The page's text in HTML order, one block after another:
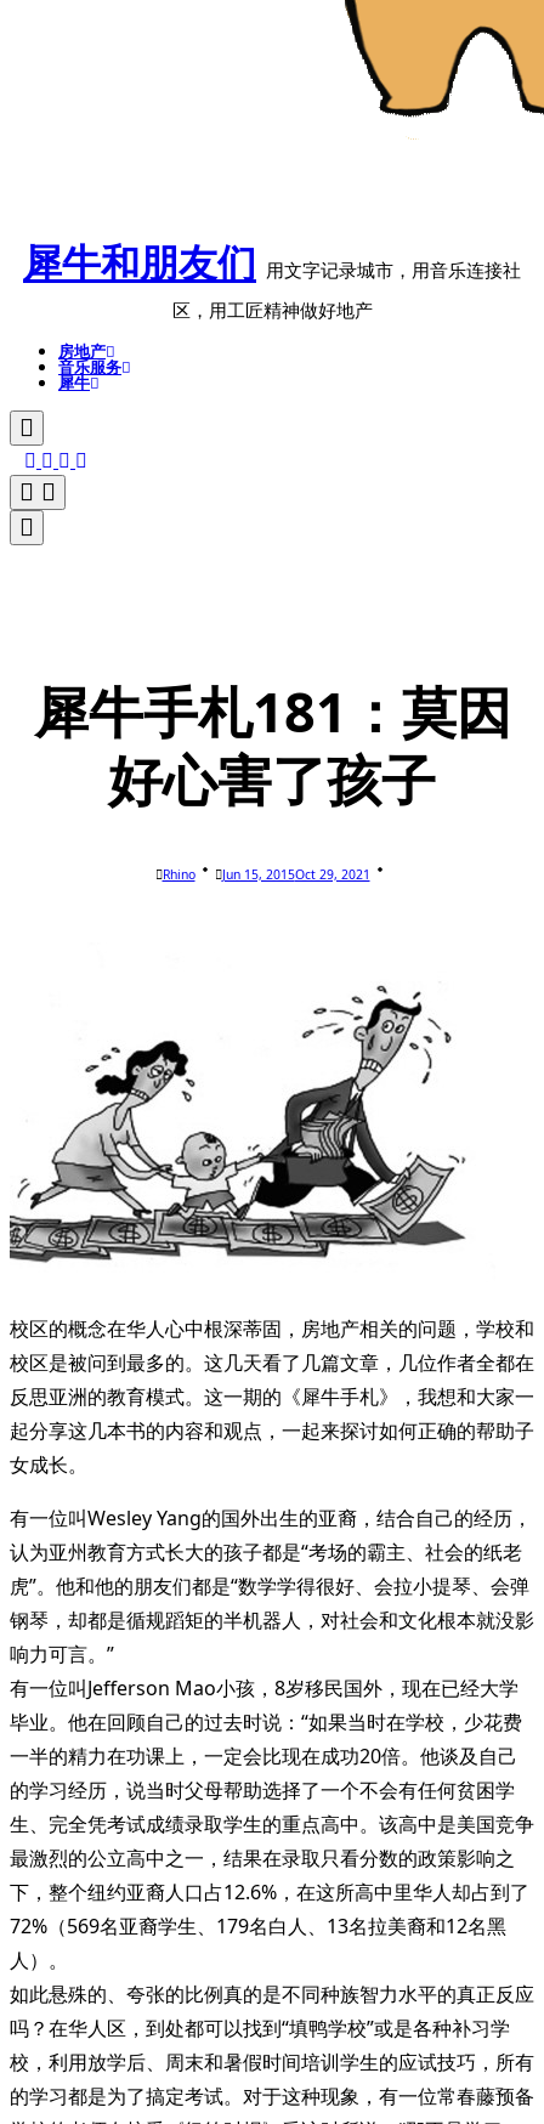
犀牛和朋友们 用文字记录城市，用音乐连接社
区，用工匠精神做好地产
房地产
音乐服务
犀牛
犀牛手札181：莫因
好心害了孩子
Rhino Jun 15, 2015Oct 29, 2021
校区的概念在华人心中根深蒂固，房地产相关的问题，学校和
校区是被问到最多的。这几天看了几篇文章，几位作者全都在
反思亚洲的教育模式。这一期的《犀牛手札》，我想和大家一
起分享这几本书的内容和观点，一起来探讨如何正确的帮助子
女成长。
有一位叫Wesley Yang的国外出生的亚裔，结合自己的经历，
认为亚州教育方式长大的孩子都是“考场的霸主、社会的纸老
虎”。他和他的朋友们都是“数学学得很好、会拉小提琴、会弹
钢琴，却都是循规蹈矩的半机器人，对社会和文化根本就没影
响力可言。”
有一位叫Jefferson Mao小孩，8岁移民国外，现在已经大学
毕业。他在回顾自己的过去时说：“如果当时在学校，少花费
一半的精力在功课上，一定会比现在成功20倍。他谈及自己
的学习经历，说当时父母帮助选择了一个不会有任何贫困学
生、完全凭考试成绩录取学生的重点高中。该高中是美国竞争
最激烈的公立高中之一，结果在录取只看分数的政策影响之
下，整个纽约亚裔人口占12.6%，在这所高中里华人却占到了
72%（569名亚裔学生、179名白人、13名拉美裔和12名黑
人）。
如此悬殊的、夸张的比例真的是不同种族智力水平的真正反应
吗？在华人区，到处都可以找到“填鸭学校”或是各种补习学
校，利用放学后、周末和暑假时间培训学生的应试技巧，所有
的学习都是为了搞定考试。对于这种现象，有一位常春藤预备